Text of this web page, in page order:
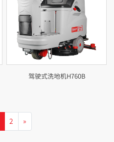
驾驶式洗地机H760B
2 »